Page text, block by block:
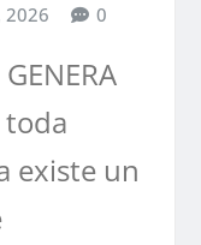
2026 0
toda
existe un